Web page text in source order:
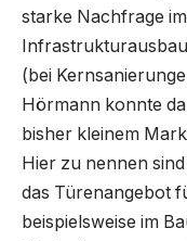
starke Nachfrage
(bei
Hörmann konnte
bisher kleinem
Hier zu nennen
das Türenangebot
beispielsweise im